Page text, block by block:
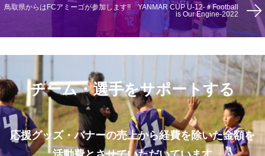
鳥取県からはFCアミーゴが参加します!! YANMAR CUP U-12-＃Football
is Our Engine-2022
チーム・選手をサポートする
応援グッズ・バナーの売上から経費を除いた金額を